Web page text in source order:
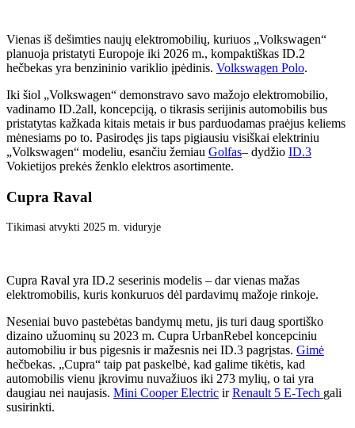
Vienas iš dešimties naujų elektromobilių, kuriuos „Volkswagen“
planuoja pristatyti Europoje iki 2026 m., kompaktiškas ID.2
hečbekas yra benzininio variklio įpėdinis. Volkswagen Polo.
Iki šiol „Volkswagen“ demonstravo savo mažojo elektromobilio,
vadinamo ID.2all, koncepciją, o tikrasis serijinis automobilis bus
pristatytas kažkada kitais metais ir bus parduodamas praėjus keliems
mėnesiams po to. Pasirodęs jis taps pigiausiu visiškai elektriniu
„Volkswagen“ modeliu, esančiu žemiau Golfas– dydžio ID.3
Vokietijos prekės ženklo elektros asortimente.
Cupra Raval
Tikimasi atvykti 2025 m. viduryje
Cupra Raval yra ID.2 seserinis modelis – dar vienas mažas
elektromobilis, kuris konkuruos dėl pardavimų mažoje rinkoje.
Neseniai buvo pastebėtas bandymų metu, jis turi daug sportiško
dizaino užuominų su 2023 m. Cupra UrbanRebel koncepciniu
automobiliu ir bus pigesnis ir mažesnis nei ID.3 pagrįstas. Gimė
hečbekas. „Cupra“ taip pat paskelbė, kad galime tikėtis, kad
automobilis vienu įkrovimu nuvažiuos iki 273 mylių, o tai yra
daugiau nei naujasis. Mini Cooper Electric irRenault 5 E-Tech gali
susirinkti.